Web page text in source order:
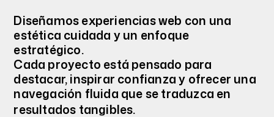
Diseñamos experiencias web con una
estética cuidada y un enfoque
estratégico.
Cada proyecto está pensado para
destacar, inspirar confianza y ofrecer una
navegación fluida que se traduzca en
resultados tangibles.